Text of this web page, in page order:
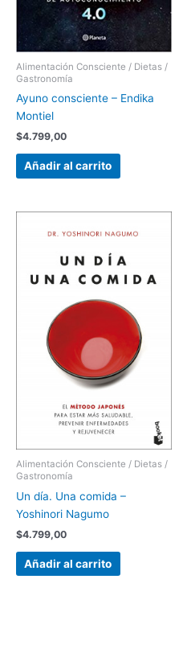
Alimentación Consciente / Dietas /
Gastronomía
Ayuno consciente – Endika
Montiel
$4.799,00
Añadir al carrito
Alimentación Consciente / Dietas /
Gastronomía
Un día. Una comida –
Yoshinori Nagumo
$4.799,00
Añadir al carrito